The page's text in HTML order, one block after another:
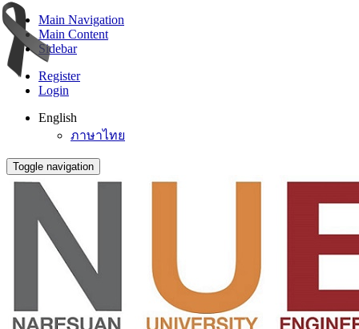
Main Navigation
Main Content
Sidebar
Register
Login
English
ภาษาไทย
Toggle navigation